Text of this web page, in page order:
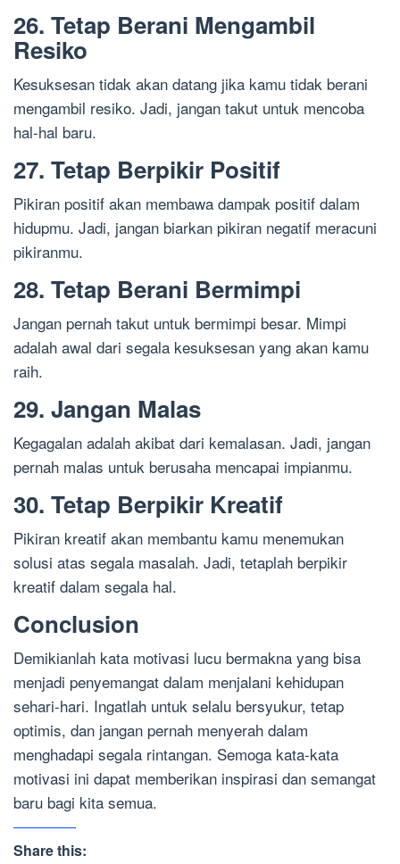
26. Tetap Berani Mengambil
Resiko
Kesuksesan tidak akan datang jika kamu tidak berani
mengambil resiko. Jadi, jangan takut untuk mencoba
hal-hal baru.
27. Tetap Berpikir Positif
Pikiran positif akan membawa dampak positif dalam
hidupmu. Jadi, jangan biarkan pikiran negatif meracuni
pikiranmu.
28. Tetap Berani Bermimpi
Jangan pernah takut untuk bermimpi besar. Mimpi
adalah awal dari segala kesuksesan yang akan kamu
raih.
29. Jangan Malas
Kegagalan adalah akibat dari kemalasan. Jadi, jangan
pernah malas untuk berusaha mencapai impianmu.
30. Tetap Berpikir Kreatif
Pikiran kreatif akan membantu kamu menemukan
solusi atas segala masalah. Jadi, tetaplah berpikir
kreatif dalam segala hal.
Conclusion
Demikianlah kata motivasi lucu bermakna yang bisa
menjadi penyemangat dalam menjalani kehidupan
sehari-hari. Ingatlah untuk selalu bersyukur, tetap
optimis, dan jangan pernah menyerah dalam
menghadapi segala rintangan. Semoga kata-kata
motivasi ini dapat memberikan inspirasi dan semangat
baru bagi kita semua.
Share this: